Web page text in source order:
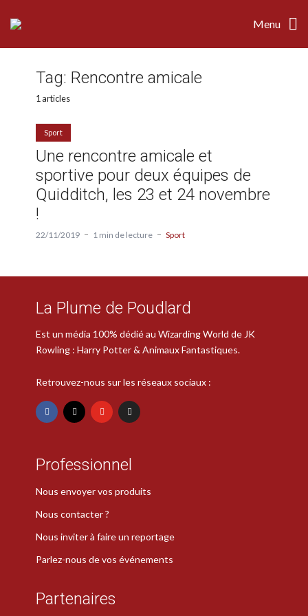
Menu
Tag: Rencontre amicale
1 articles
Sport
Une rencontre amicale et
sportive pour deux équipes de
Quidditch, les 23 et 24 novembre
!
22/11/2019 1 min de lecture Sport
La Plume de Poudlard
Est un média 100% dédié au Wizarding World de JK
Rowling : Harry Potter & Animaux Fantastiques.
Retrouvez-nous sur les réseaux sociaux :
Professionnel
Nous envoyer vos produits
Nous contacter ?
Nous inviter à faire un reportage
Parlez-nous de vos événements
Partenaires